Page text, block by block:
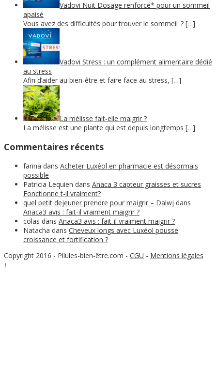
Vadovi Nuit Dosage renforcé* pour un sommeil
apaisé
Vous avez des difficultés pour trouver le sommeil ? […]
Vadovi Stress : un complément alimentaire dédié
au stress
Afin d’aider au bien-être et faire face au stress, […]
La mélisse fait-elle maigrir ?
La mélisse est une plante qui est depuis longtemps […]
Commentaires récents
farina dans Acheter Luxéol en pharmacie est désormais
possible
Patricia Lequien dans Anaca 3 capteur graisses et sucres
Fonctionne t-il vraiment?
quel petit dejeuner prendre pour maigrir – Dalwj dans
Anaca3 avis : fait-il vraiment maigrir ?
colas dans Anaca3 avis : fait-il vraiment maigrir ?
Natacha dans Cheveux longs avec Luxéol pousse
croissance et fortification ?
Copyright 2016 - Pilules-bien-être.com - CGU - Mentions légales
↑